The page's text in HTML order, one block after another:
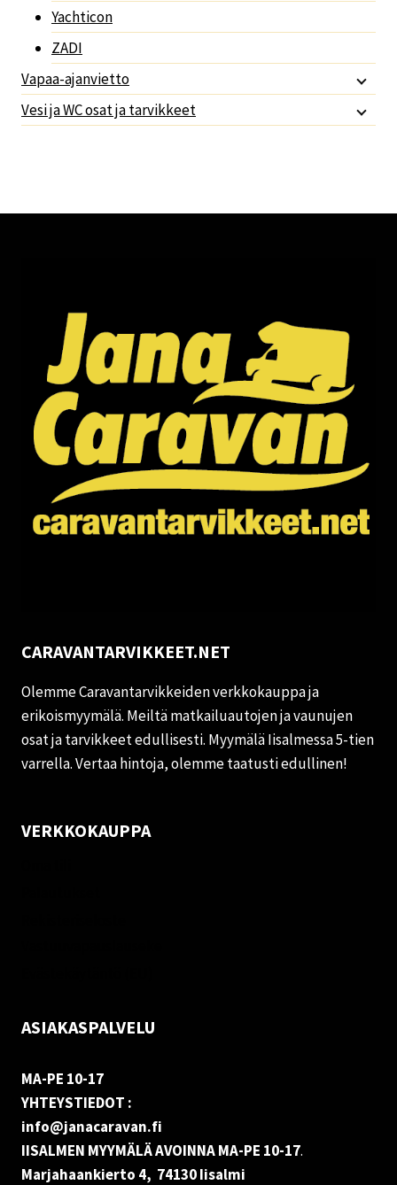
Yachticon
ZADI
Vapaa-ajanvietto
Vesi ja WC osat ja tarvikkeet
CARAVANTARVIKKEET.NET
Olemme Caravantarvikkeiden verkkokauppa ja
erikoismyymälä. Meiltä matkailuautojen ja vaunujen
osat ja tarvikkeet edullisesti. Myymälä Iisalmessa 5-tien
varrella. Vertaa hintoja, olemme taatusti edullinen!
VERKKOKAUPPA
ASIAKASPALVELU
MA-PE 10-17
YHTEYSTIEDOT :
info@janacaravan.fi
IISALMEN MYYMÄLÄ AVOINNA MA-PE 10-17.
Marjahaankierto 4, 74130 Iisalmi